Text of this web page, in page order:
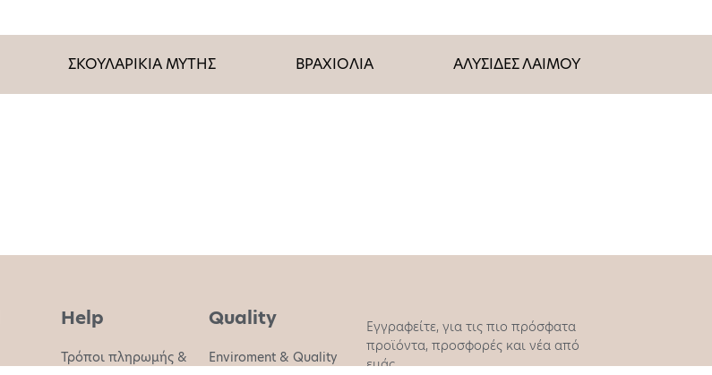
ΣΚΟΥΛΑΡΙΚΙΑ ΜΥΤΗΣ ΒΡΑΧΙΟΛΙΑ ΑΛΥΣΙΔΕΣ ΛΑΙΜΟΥ
Help
Τρόποι πληρωμής &
Quality
Enviroment & Quality
Εγγραφείτε, για τις πιο πρόσφατα
προϊόντα, προσφορές και νέα από
εμάς.